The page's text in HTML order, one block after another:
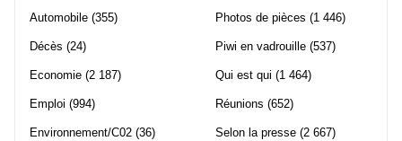
Automobile (355)
Décès (24)
Economie (2 187)
Emploi (994)
Environnement/C02 (36)
Photos de pièces (1 446)
Piwi en vadrouille (537)
Qui est qui (1 464)
Réunions (652)
Selon la presse (2 667)